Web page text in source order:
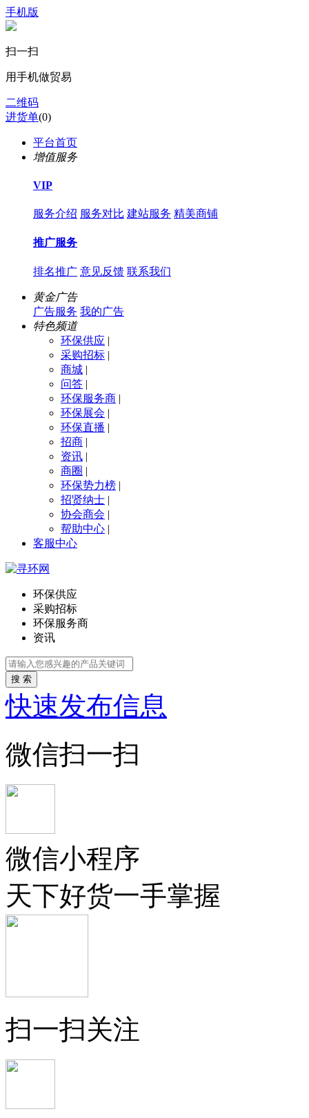
手机版
扫一扫
用手机做贸易
二维码
进货单(0)
平台首页
增值服务
VIP
服务介绍 服务对比 建站服务 精美商铺
推广服务
排名推广 意见反馈 联系我们
黄金广告
广告服务 我的广告
特色频道
环保供应 |
采购招标 |
商城 |
问答 |
环保服务商 |
环保展会 |
环保直播 |
招商 |
资讯 |
商圈 |
环保势力榜 |
招贤纳士 |
协会商会 |
帮助中心 |
客服中心
环保供应
采购招标
环保服务商
资讯
搜 索
快速发布信息
微信扫一扫
微信小程序
天下好货一手掌握
扫一扫关注